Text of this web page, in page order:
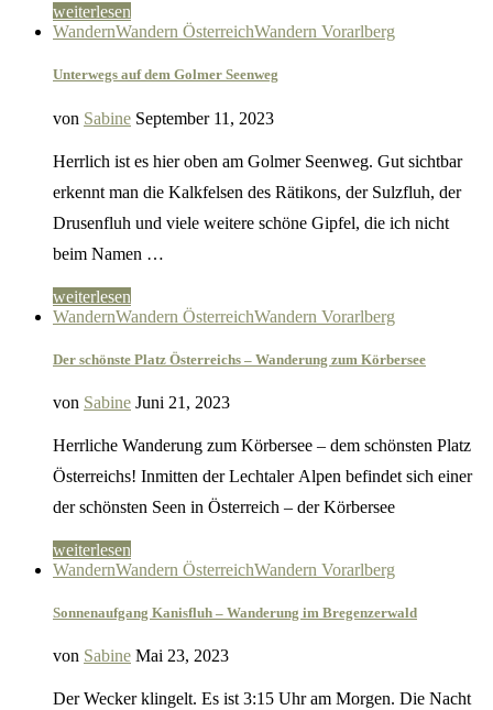
weiterlesen
WandernWandern ÖsterreichWandern Vorarlberg
Unterwegs auf dem Golmer Seenweg
von Sabine September 11, 2023
Herrlich ist es hier oben am Golmer Seenweg. Gut sichtbar
erkennt man die Kalkfelsen des Rätikons, der Sulzfluh, der
Drusenfluh und viele weitere schöne Gipfel, die ich nicht
beim Namen …
weiterlesen
WandernWandern ÖsterreichWandern Vorarlberg
Der schönste Platz Österreichs – Wanderung zum Körbersee
von Sabine Juni 21, 2023
Herrliche Wanderung zum Körbersee – dem schönsten Platz
Österreichs! Inmitten der Lechtaler Alpen befindet sich einer
der schönsten Seen in Österreich – der Körbersee
weiterlesen
WandernWandern ÖsterreichWandern Vorarlberg
Sonnenaufgang Kanisfluh – Wanderung im Bregenzerwald
von Sabine Mai 23, 2023
Der Wecker klingelt. Es ist 3:15 Uhr am Morgen. Die Nacht